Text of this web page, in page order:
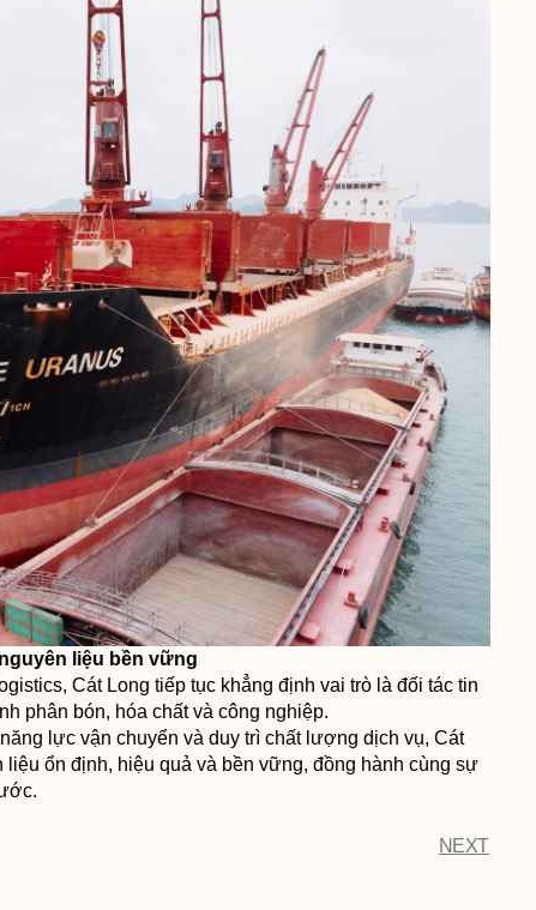
liệu bền vững
Cát Long tiếp tục khẳng định vai trò là đối tác tin
phân bón, hóa chất và công nghiệp.
lực vận chuyển và duy trì chất lượng dịch vụ, Cát
ổn định, hiệu quả và bền vững, đồng hành cùng sự
NEXT